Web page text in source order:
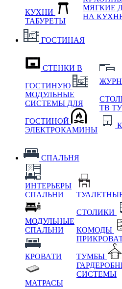
КУХНИ
ТАБУРЕТЫ
МЯГКИЕ
НА
ГОСТИНАЯ
СТЕНКИ В
ГОСТИНУЮ
МОДУЛЬНЫЕ
СИСТЕМЫ ДЛЯ
ГОСТИНОЙ
ЭЛЕКТРОКАМИНЫ
ТВ
СПАЛЬНЯ
ИНТЕРЬЕРЫ
СПАЛЬНИ
МОДУЛЬНЫЕ
СПАЛЬНИ
КРОВАТИ
МАТРАСЫ
СТОЛИКИ
КОМОДЫ
ТУМБЫ
СИСТЕМЫ